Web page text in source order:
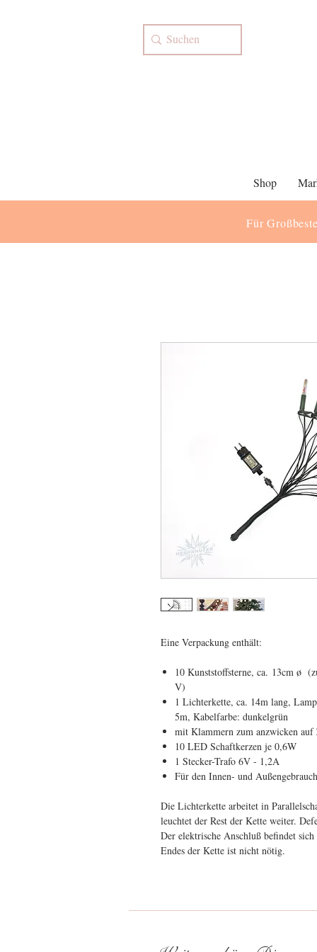
Shop
Für
Eine Verpackung enthält:
10 Kunststoffsterne, ca. 13cm ø
V)
1 Lichterkette, ca. 14m lang,
5m, Kabelfarbe: dunkelgrün
mit Klammern zum anzwicken
10 LED Schaftkerzen je 0,6W
1 Stecker-Trafo 6V - 1,2A
Für den Innen- und
Die Lichterkette arbeitet in
leuchtet der Rest der Kette weiter.
Der elektrische Anschluß befindet
Endes der Kette ist nicht nötig.